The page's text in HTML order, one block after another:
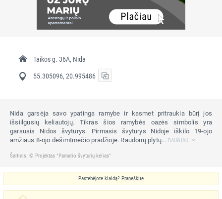
Nida garsėja savo ypatinga ramybe ir kasmet pritraukia būrį jos
išsiilgusių keliautojų. Tikras šios ramybės oazės simbolis yra
garsusis Nidos švyturys. Pirmasis švyturys Nidoje iškilo 19-ojo
amžiaus 8-ojo dešimtmečio pradžioje. Raudonų plytų... DAUGIAU
Šaltinis: © Projektas "Pamario švyturių kelias"
Pastebėjote klaidą? Praneškite
Taikos g. 36A, Nida
55.305096, 20.995486